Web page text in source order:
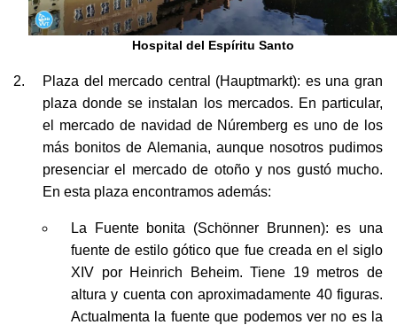
Hospital del Espíritu Santo
Plaza del mercado central (Hauptmarkt): es una gran
plaza donde se instalan los mercados. En particular,
el mercado de navidad de Núremberg es uno de los
más bonitos de Alemania, aunque nosotros pudimos
presenciar el mercado de otoño y nos gustó mucho.
En esta plaza encontramos además:
La Fuente bonita (Schönner Brunnen): es una
fuente de estilo gótico que fue creada en el siglo
XIV por Heinrich Beheim. Tiene 19 metros de
altura y cuenta con aproximadamente 40 figuras.
Actualmenta la fuente que podemos ver no es la